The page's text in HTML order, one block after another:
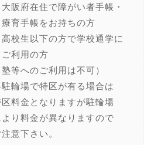
阪府在住で障がい者手帳・
手帳をお持ちの方
校生以下の方で学校通学に
用の方
等へのご利用は不可）
輪場で特区が有る場合は
料金となりますが駐輪場
り料金が異なりますので
意下さい。